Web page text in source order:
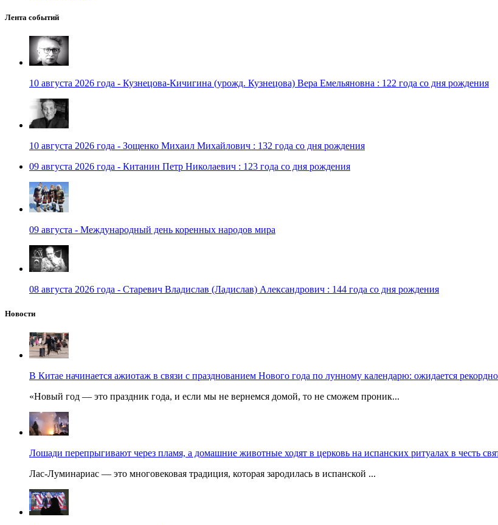
Лента событий
10 августа 2026 года - Кузнецова-Кичигина (урожд. Кузнецова) Вера Емельяновна : 122 года со дня рождения
10 августа 2026 года - Зощенко Михаил Михайлович : 132 года со дня рождения
09 августа 2026 года - Китанин Петр Николаевич : 123 года со дня рождения
09 августа - Международный день коренных народов мира
08 августа 2026 года - Старевич Владислав (Ладислав) Александрович : 144 года со дня рождения
Новости
В Китае начинается ажиотаж в связи с празднованием Нового года по лунному календарю: ожидается
«Новый год — это праздник года, и если мы не вернемся домой, то не сможем проник...
Лошади перепрыгивают через пламя, а домашние животные ходят в церковь на испанских ритуалах в честь
Лас-Луминариас — это многовековая традиция, которая зародилась в испанской ...